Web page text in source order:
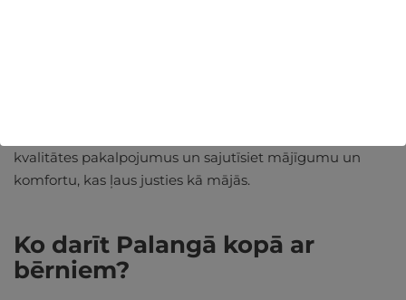
kvalitātes pakalpojumus un sajutīsiet mājīgumu un
komfortu, kas ļaus justies kā mājās.
Ko darīt Palangā kopā ar
bērniem?